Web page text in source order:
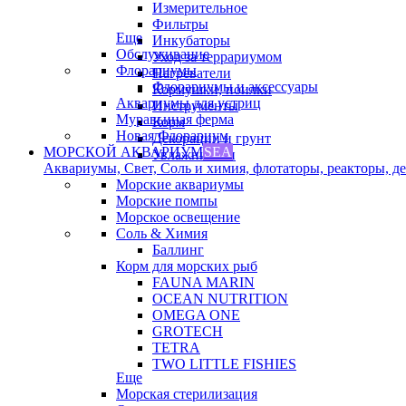
Измерительное
Фильтры
Инкубаторы
Уход за террариумом
Нагреватели
Кормушки, поилки
Инструменты
Корм
Декорации и грунт
Увлажнители
Еще
Обслуживание
Флорариумы
Флорариумы и аксессуары
Аквариумы для устриц
Муравьиная ферма
Новая Флорариум
МОРСКОЙ АКВАРИУМSEA
Аквариумы, Свет, Соль и химия, флотаторы, реакторы,
Морские аквариумы
Морские помпы
Морское освещение
Соль & Химия
Баллинг
Корм для морских рыб
FAUNA MARIN
OCEAN NUTRITION
OMEGA ONE
GROTECH
TETRA
TWO LITTLE FISHIES
Еще
Морская стерилизация